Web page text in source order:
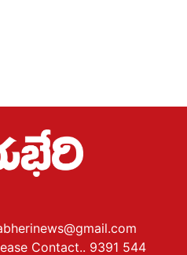
Contact.. 9391 544